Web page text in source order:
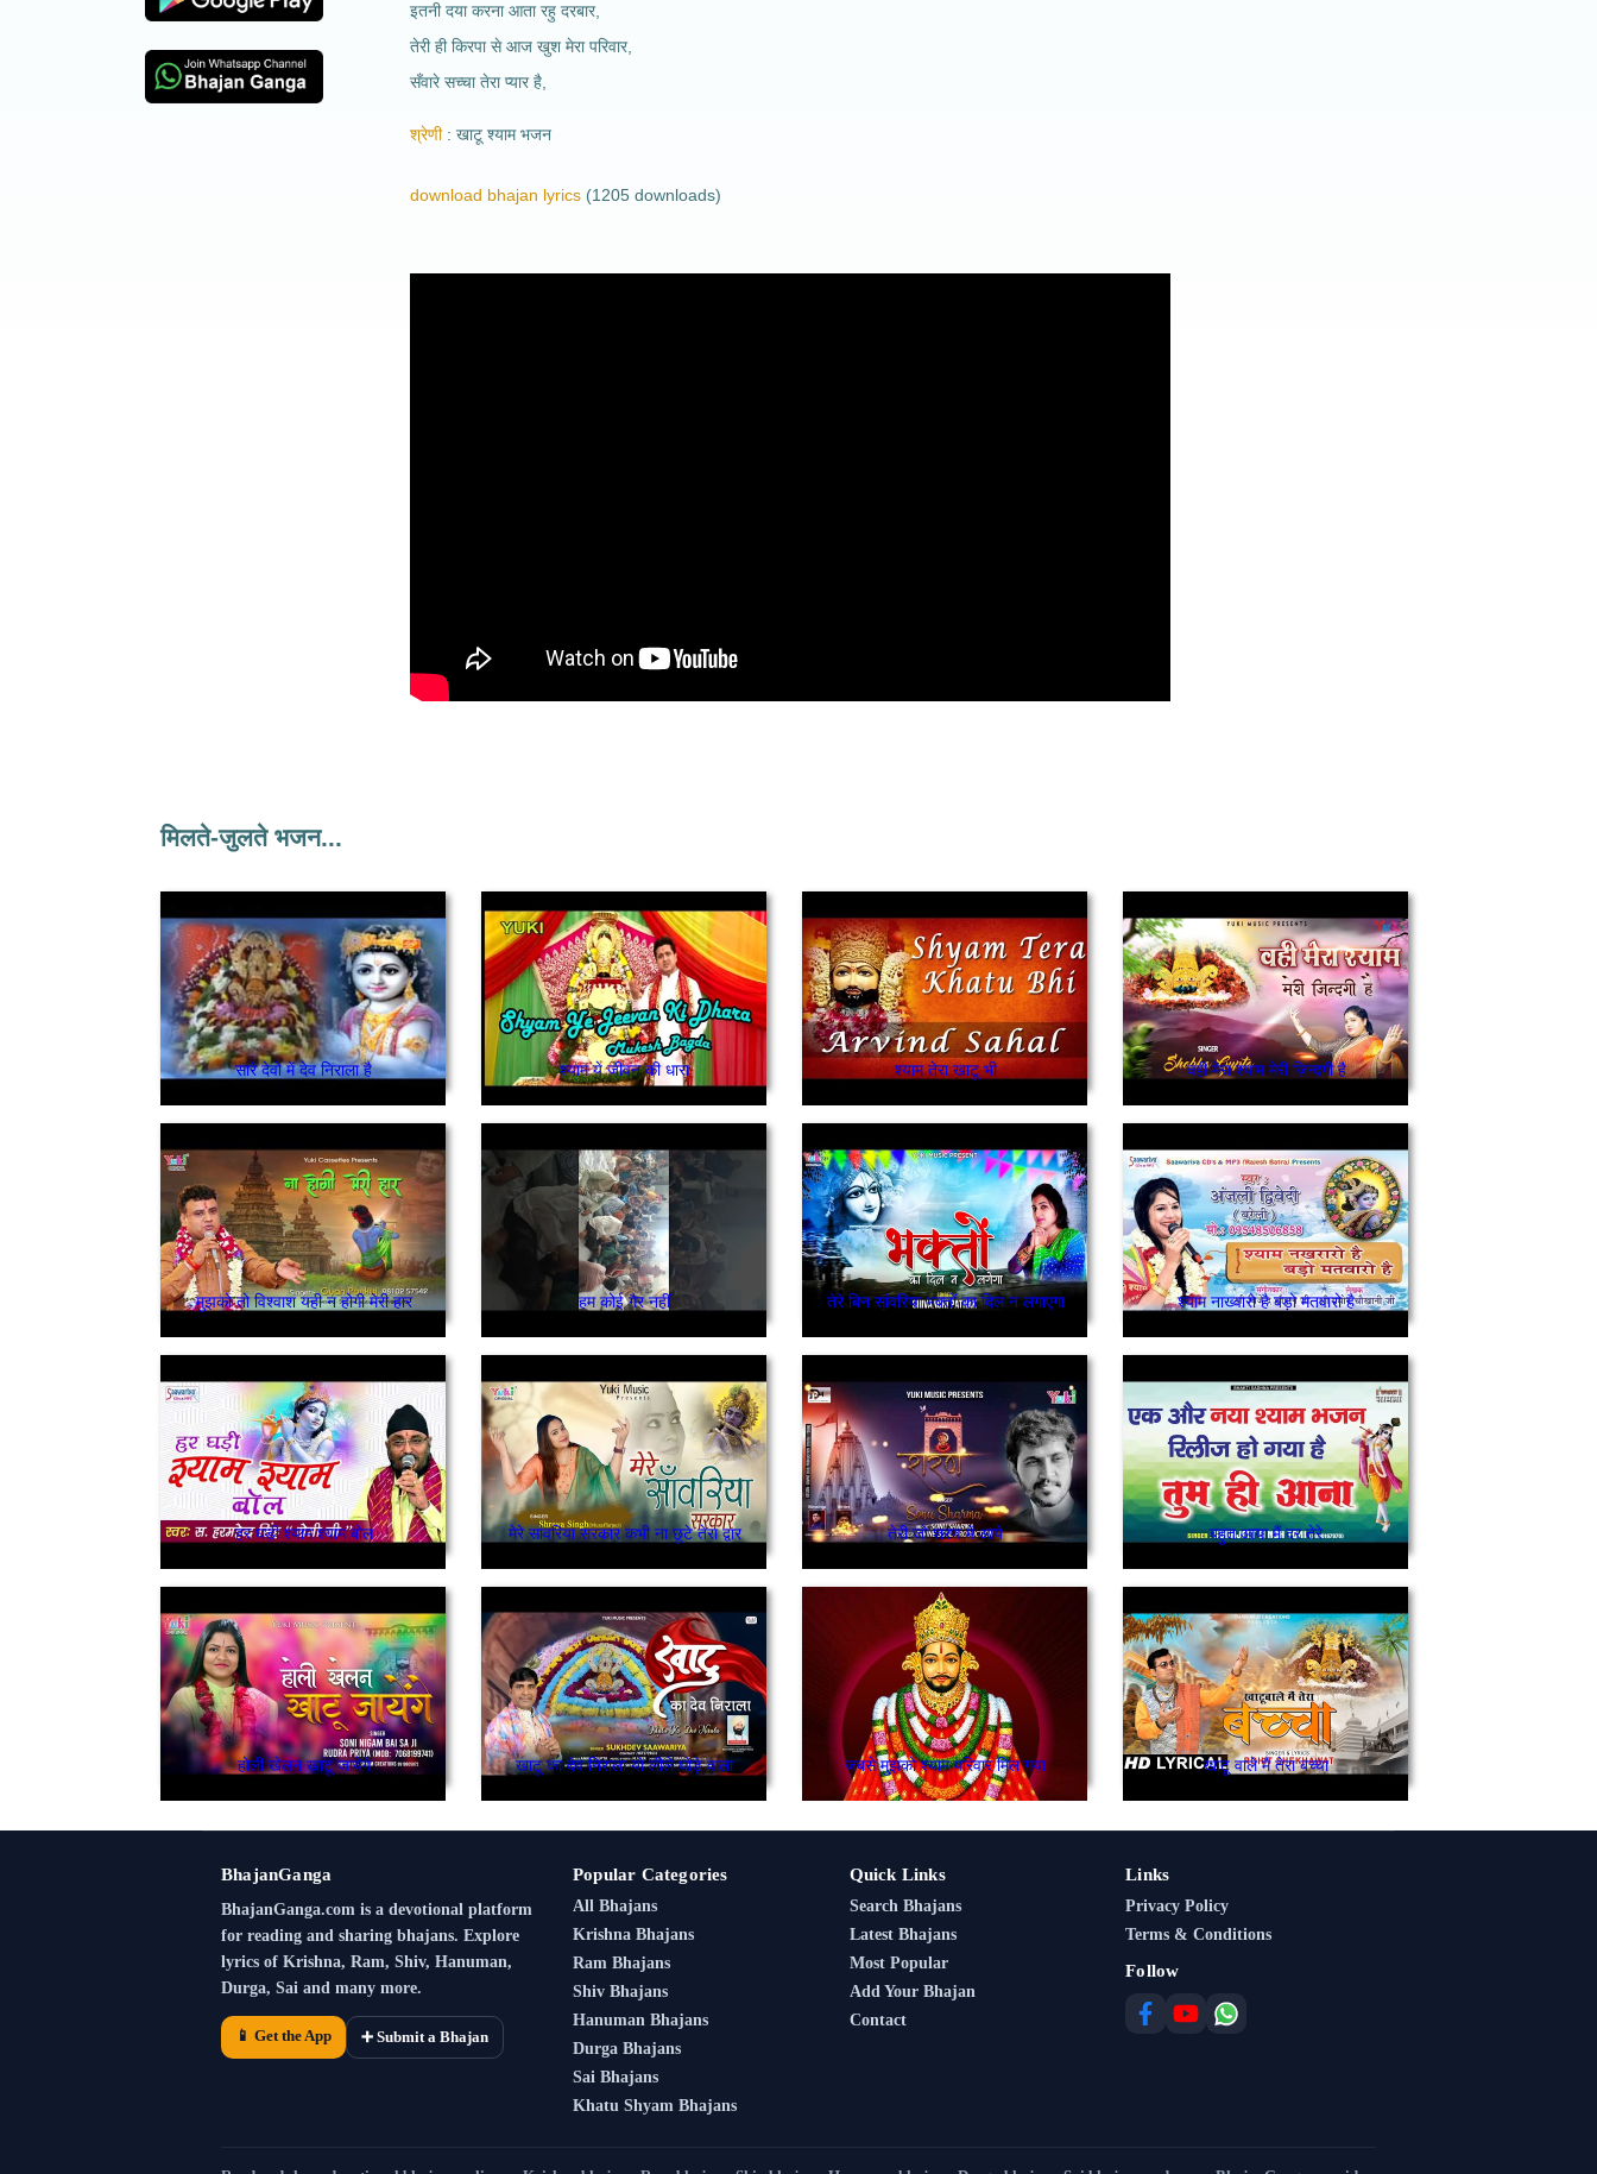
इतनी दया करना आता रहु दरबार,
तेरी ही किरपा से आज खुश मेरा परिवार,
सँवारे सच्चा तेरा प्यार है,
श्रेणी खाटू श्याम भजन
download bhajan lyrics (1205 downloads)
मिलते-जुलते भजन...
सारे देवो में देव निराला है श्याम ये जीवन की धारा श्याम तेरा खाटू भी वही मेरा श्याम मेरी ज़िन्दगी है
मुझको तो विश्वाश यही न होगी मेरी हार हम कोई गैर नहीं तेरे बिन सांवरिया भक्तों का दिल न लगाएगा श्याम नाख्वारो है बड़ो मतवारो है
हर घड़ी श्याम श्याम बोल मेरे सांवरिया सरकार कभी ना छूटे तेरा द्वार तेरी जो शरण में आये बहुत आया मैं दर तेरे
होली खेलन खाटू जायेगे खाटू का देव निराला यो लीले घोड़े वाला जबसे मुझको श्याम परिवार मिल गया खाटू वाले मै तेरा बच्चा
BhajanGanga
BhajanGanga.com is a devotional platform
for reading and sharing bhajans. Explore
lyrics of Krishna, Ram, Shiv, Hanuman,
Durga, Sai and many more.
📱 Get the App ➕ Submit a Bhajan
Popular Categories
All Bhajans
Krishna Bhajans
Ram Bhajans
Shiv Bhajans
Hanuman Bhajans
Durga Bhajans
Sai Bhajans
Khatu Shyam Bhajans
Quick Links
Search Bhajans
Latest Bhajans
Most Popular
Add Your Bhajan
Contact
Links
Privacy Policy
Terms & Conditions
Follow